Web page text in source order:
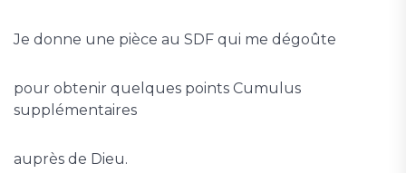
Je donne une pièce au SDF qui me dégoûte
pour obtenir quelques points Cumulus
supplémentaires
auprès de Dieu.